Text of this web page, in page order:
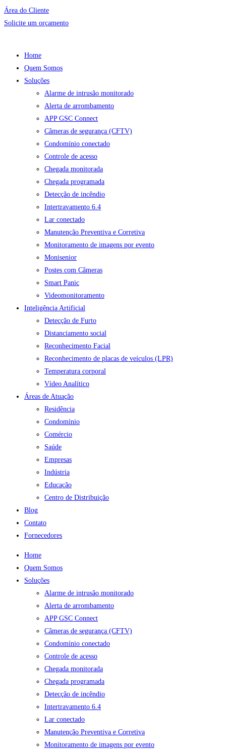
Ir
para
Área do Cliente
Solicite um orçamento
Home
Quem Somos
Soluções
Alarme de intrusão monitorado
Alerta de arrombamento
APP GSC Connect
Câmeras de segurança (CFTV)
Condomínio conectado
Controle de acesso
Chegada monitorada
Chegada programada
Detecção de incêndio
Intertravamento 6.4
Lar conectado
Manutenção Preventiva e Corretiva
Monitoramento de imagens por evento
Monisenior
Postes com Câmeras
Smart Panic
Videomonitoramento
Inteligência Artificial
Detecção de Furto
Distanciamento social
Reconhecimento Facial
Reconhecimento de placas de veículos (LPR)
Temperatura corporal
Vídeo Analítico
Áreas de Atuação
Residência
Condomínio
Comércio
Saúde
Empresas
Indústria
Educação
Centro de Distribuição
Blog
Contato
Fornecedores
Home
Quem Somos
Soluções
Alarme de intrusão monitorado
Alerta de arrombamento
APP GSC Connect
Câmeras de segurança (CFTV)
Condomínio conectado
Controle de acesso
Chegada monitorada
Chegada programada
Detecção de incêndio
Intertravamento 6.4
Lar conectado
Manutenção Preventiva e Corretiva
Monitoramento de imagens por evento